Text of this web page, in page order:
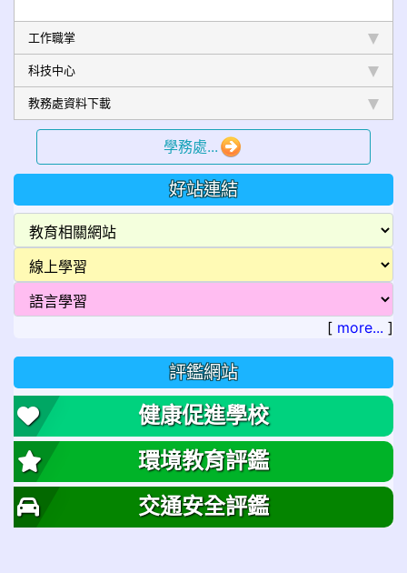
工作職掌
科技中心
教務處資料下載
學務處...
好站連結
[ more... ]
評鑑網站
健康促進學校
環境教育評鑑
交通安全評鑑